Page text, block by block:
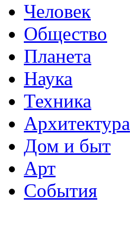
Человек
Общество
Планета
Наука
Техника
Архитектура
Дом и быт
Арт
События